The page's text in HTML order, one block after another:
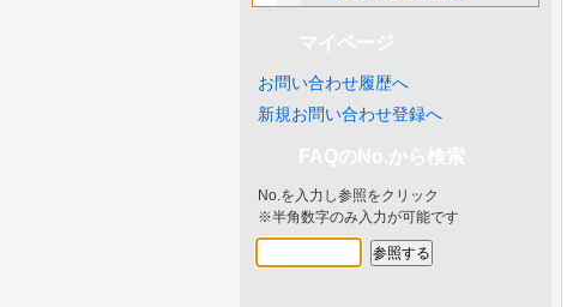
お問い合わせ履歴へ
新規お問い合わせ登録へ
No.を入力し参照をクリック
※半角数字のみ入力が可能です